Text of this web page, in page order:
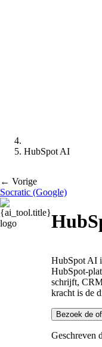
HubSpot AI
← Vorige
Socratic (Google)
HubSpot AI
HubSpot-
schrijft,
kracht is de
Bezoek de
Geschreven